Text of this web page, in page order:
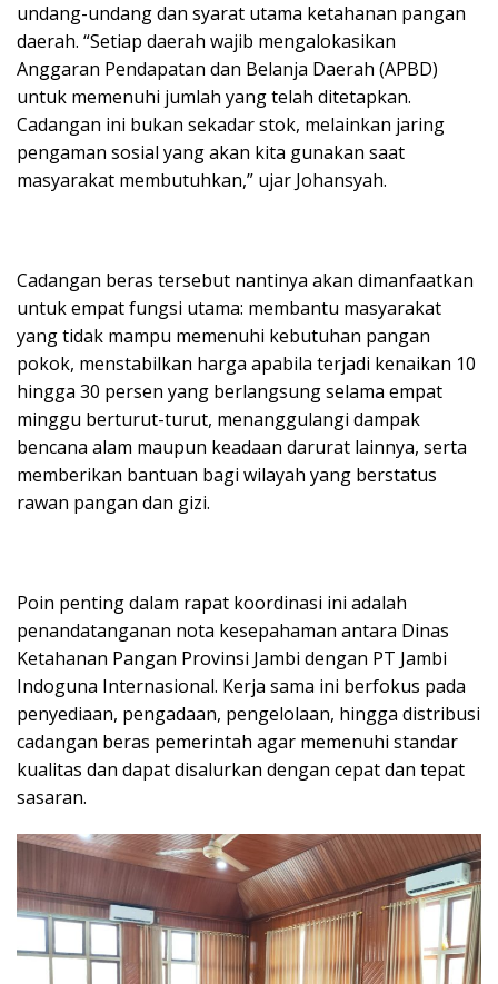
undang-undang dan syarat utama ketahanan pangan
daerah. “Setiap daerah wajib mengalokasikan
Anggaran Pendapatan dan Belanja Daerah (APBD)
untuk memenuhi jumlah yang telah ditetapkan.
Cadangan ini bukan sekadar stok, melainkan jaring
pengaman sosial yang akan kita gunakan saat
masyarakat membutuhkan,” ujar Johansyah.
Cadangan beras tersebut nantinya akan dimanfaatkan
untuk empat fungsi utama: membantu masyarakat
yang tidak mampu memenuhi kebutuhan pangan
pokok, menstabilkan harga apabila terjadi kenaikan 10
hingga 30 persen yang berlangsung selama empat
minggu berturut-turut, menanggulangi dampak
bencana alam maupun keadaan darurat lainnya, serta
memberikan bantuan bagi wilayah yang berstatus
rawan pangan dan gizi.
Poin penting dalam rapat koordinasi ini adalah
penandatanganan nota kesepahaman antara Dinas
Ketahanan Pangan Provinsi Jambi dengan PT Jambi
Indoguna Internasional. Kerja sama ini berfokus pada
penyediaan, pengadaan, pengelolaan, hingga distribusi
cadangan beras pemerintah agar memenuhi standar
kualitas dan dapat disalurkan dengan cepat dan tepat
sasaran.